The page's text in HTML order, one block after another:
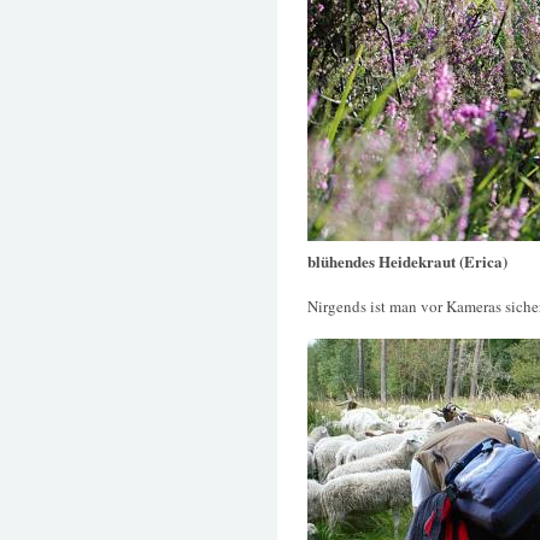
blühendes Heidekraut (Erica)
Nirgends ist man vor Kameras